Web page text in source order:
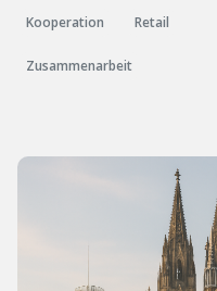
Kooperation Retail
Zusammenarbeit